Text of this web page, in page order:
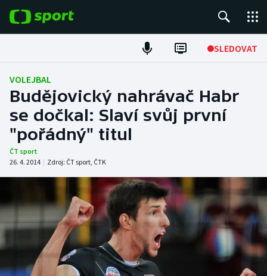
SLEDOVAT
Fotbal
Hokej
Tenis
Atletika
DALŠÍ SPORTY
Americký fotbal
NEPŘEHLÉDNĚTE
VOLEJBAL
Budějovický nahrávač Habr
se dočkal: Slaví svůj první
"pořádný" titul
ČT sport
26. 4. 2014 | Zdroj: ČT sport, ČTK